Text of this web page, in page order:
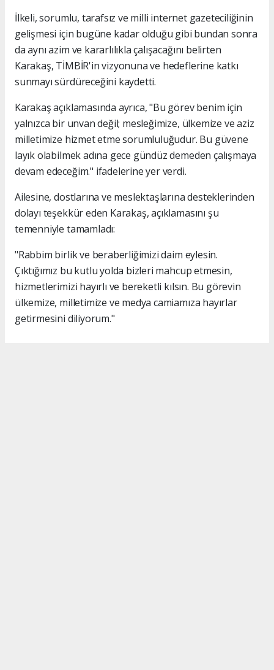
İlkeli, sorumlu, tarafsız ve milli internet gazeteciliğinin
gelişmesi için bugüne kadar olduğu gibi bundan sonra
da aynı azim ve kararlılıkla çalışacağını belirten
Karakaş, TİMBİR'in vizyonuna ve hedeflerine katkı
sunmayı sürdüreceğini kaydetti.
Karakaş açıklamasında ayrıca, "Bu görev benim için
yalnızca bir unvan değil; mesleğimize, ülkemize ve aziz
milletimize hizmet etme sorumluluğudur. Bu güvene
layık olabilmek adına gece gündüz demeden çalışmaya
devam edeceğim." ifadelerine yer verdi.
Ailesine, dostlarına ve meslektaşlarına desteklerinden
dolayı teşekkür eden Karakaş, açıklamasını şu
temenniyle tamamladı:
"Rabbim birlik ve beraberliğimizi daim eylesin.
Çıktığımız bu kutlu yolda bizleri mahcup etmesin,
hizmetlerimizi hayırlı ve bereketli kılsın. Bu görevin
ülkemize, milletimize ve medya camiamıza hayırlar
getirmesini diliyorum."